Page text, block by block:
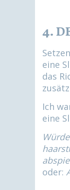
4.
eine
das
Ich
eine
oder: